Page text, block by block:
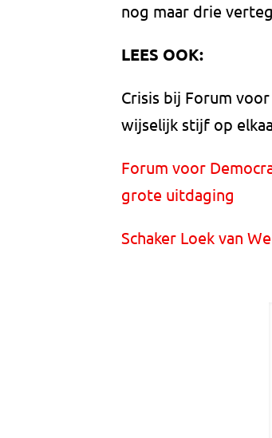
nog maar drie
LEES OOK:
Crisis bij Forum
wijselijk stijf op
Forum voor
grote uitdaging
Schaker Loek van